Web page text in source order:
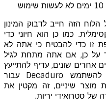
הזה חייב לדבוק המינון
כמו כן הוא חיוני כדי
זו כדי להבטיח כי אתה לא
על כן, אם אתה מתחת לגיל
אחרים שונים, עדיף להתייעץ
עם הרופא לפני שמתחילים להשתמש Decaduro עבור
מוצר שיניים, זה מקטין את
של סטרואידי יריות.